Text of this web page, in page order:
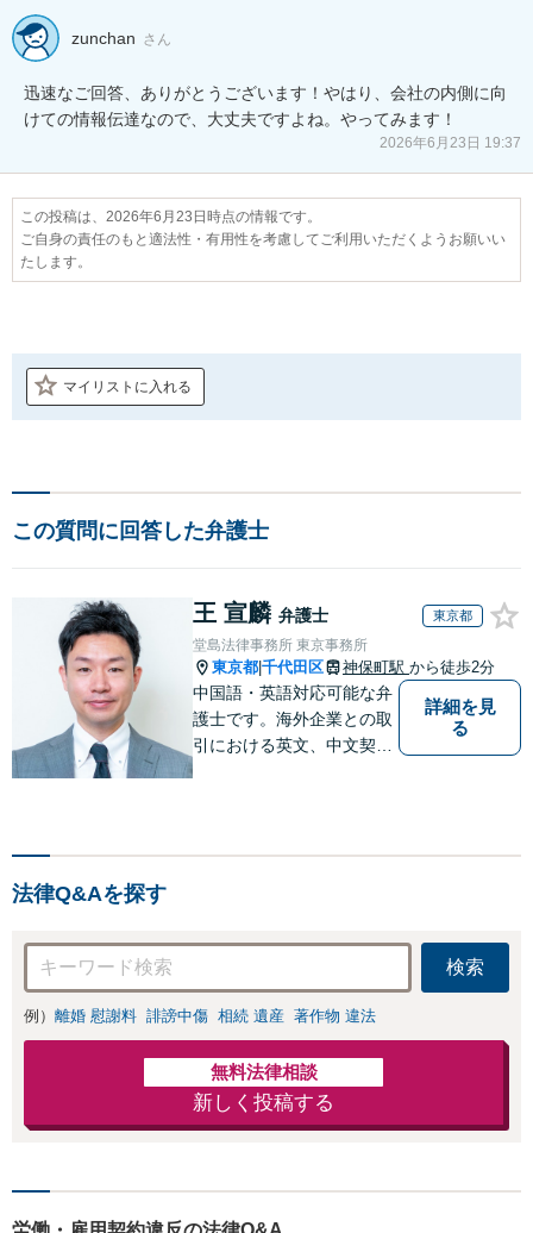
zunchan さん
迅速なご回答、ありがとうございます！やはり、会社の内側に向
けての情報伝達なので、大丈夫ですよね。やってみます！
2026年6月23日 19:37
この投稿は、2026年6月23日時点の情報です。
ご自身の責任のもと適法性・有用性を考慮してご利用いただくようお願いい
たします。
マイリストに入れる
この質問に回答した弁護士
王 宣麟 弁護士 東京都
堂島法律事務所 東京事務所
東京都 千代田区 神保町駅 から徒歩2分
中国語・英語対応可能な弁
護士です。海外企業との取
引における英文、中文契約
詳細を見
る
法律Q&Aを探す
検索
例） 離婚 慰謝料 誹謗中傷 相続 遺産 著作物 違法
無料法律相談
新しく投稿する